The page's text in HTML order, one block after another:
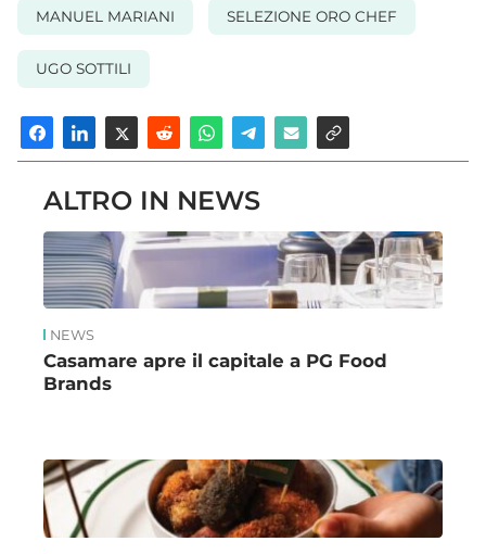
MANUEL MARIANI SELEZIONE ORO CHEF
UGO SOTTILI
ALTRO IN NEWS
NEWS
Casamare apre il capitale a PG Food
Brands